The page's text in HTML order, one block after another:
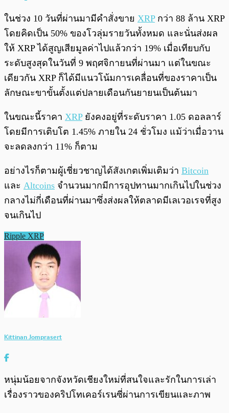
ในช่วง 10 วันที่ผ่านมามีคำสั่งขาย XRPกว่า 88 ล้าน XRP
โดยคิดเป็น 50% ของโวลุ่มรายวันทั้งหมด และนั่นส่งผล
ให้ XRP ได้สูญเสียมูลค่าไปแล้วกว่า 19% เมื่อเทียบกับ
ระดับสูงสุดในวันที่ 9 พฤศจิกายนที่ผ่านมา แต่ในขณะ
เดียวกัน XRP ก็ได้มีแนวโน้มการเคลื่อนที่ของราคาเป็น
ลักษณะขาขั้นตั้งแต่ปลายเดือนกันยายนเป็นต้นมา
ในขณะนี้ราคา XRPยังคงอยู่ที่ระดับราคา 1.05 ดอลลาร์
โดยมีการเติบโต 1.45% ภายใน 24 ชั่วโมง แม้ว่าเมื่อวาน
จะลดลงกว่า 11% ก็ตาม
อย่างไรก็ตามผู้เชี่ยวชาญได้สังเกตเพิ่มเติมว่า Bitcoin
และ Altcoins จำนวนมากมีการอุปทานมากเกินไปในช่วง
กลางไม่กี่เดือนที่ผ่านมาซึ่งส่งผลให้ตลาดมีเลเวอเรจที่สูง
จนเกินไป
Ripple XRP
Kittinan Jomprasert
หนุ่มน้อยจากจังหวัดเชียงใหม่ที่สนใจและรักในการเล่า
เรื่องราวของคริปโทเคอร์เรนซี่ผ่านการเขียนและภาพ